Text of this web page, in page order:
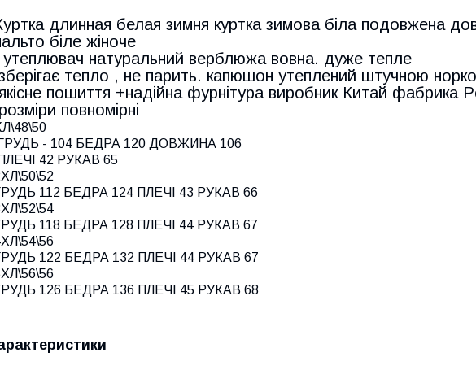
длинная белая зимня куртка зимова біла подовжена
біле жіноче
утеплювач натуральний верблюжа вовна. дуже тепле
тепло , не парить. капюшон утеплений штучною
якісне пошиття +надійна фурнітура виробник Китай фабрика
розміри повномірні
ГРУДЬ - 104 БЕДРА 120 ДОВЖИНА 106
ПЛЕЧІ 42 РУКАВ 65
112 БЕДРА 124 ПЛЕЧІ 43 РУКАВ 66
118 БЕДРА 128 ПЛЕЧІ 44 РУКАВ 67
122 БЕДРА 132 ПЛЕЧІ 44 РУКАВ 67
126 БЕДРА 136 ПЛЕЧІ 45 РУКАВ 68